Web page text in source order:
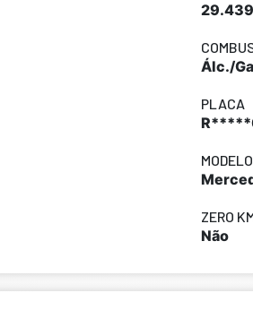
Álc./
PLACA
MODELO
ZERO
Não